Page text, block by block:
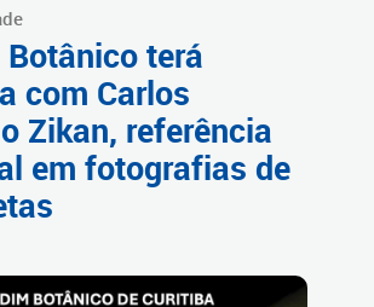
terá
com Carlos
Zikan, referência
em fotografias de